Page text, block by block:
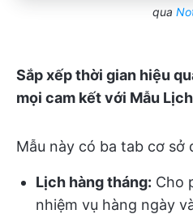
qua
Sắp xếp thời gian hiệu
mọi cam kết với Mẫu
Mẫu này có ba tab cơ sở
Lịch hàng tháng: Cho
nhiệm vụ hàng ngày